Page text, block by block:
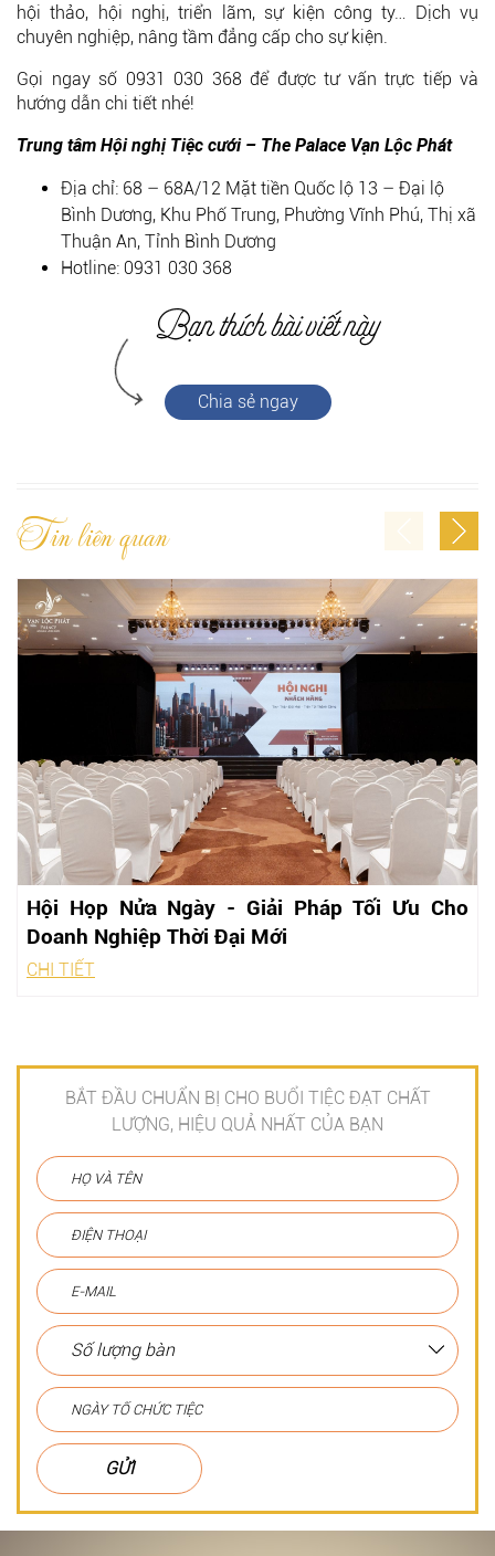
hội thảo, hội nghị, triển lãm, sự kiện công ty… Dịch vụ
chuyên nghiệp, nâng tầm đẳng cấp cho sự kiện.
Gọi ngay số 0931 030 368 để được tư vấn trực tiếp và
hướng dẫn chi tiết nhé!
Trung tâm Hội nghị Tiệc cưới – The Palace Vạn Lộc Phát
Địa chỉ: 68 – 68A/12 Mặt tiền Quốc lộ 13 – Đại lộ
Bình Dương, Khu Phố Trung, Phường Vĩnh Phú, Thị xã
Thuận An, Tỉnh Bình Dương
Hotline: 0931 030 368
Chia sẻ ngay
Tin liên quan
Hội Họp Nửa Ngày - Giải Pháp Tối Ưu Cho
Doanh Nghiệp Thời Đại Mới
CHI TIẾT
BẮT ĐẦU CHUẨN BỊ CHO BUỔI TIỆC ĐẠT CHẤT
LƯỢNG, HIỆU QUẢ NHẤT CỦA BẠN
GỬI